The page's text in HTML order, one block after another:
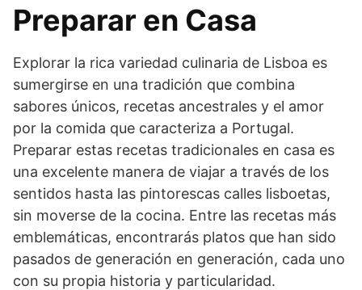
Preparar en Casa
Explorar la rica variedad culinaria de Lisboa es
sumergirse en una tradición que combina
sabores únicos, recetas ancestrales y el amor
por la comida que caracteriza a Portugal.
Preparar estas recetas tradicionales en casa es
una excelente manera de viajar a través de los
sentidos hasta las pintorescas calles lisboetas,
sin moverse de la cocina. Entre las recetas más
emblemáticas, encontrarás platos que han sido
pasados de generación en generación, cada uno
con su propia historia y particularidad.